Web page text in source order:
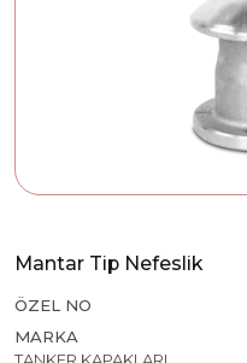
Mantar Tip Nefeslik
ÖZEL NO
MARKA
TANKER KAPAKLARI